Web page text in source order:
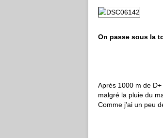
On passe sous la
Après 1000 m de
malgré la pluie du
Comme j'ai un peu